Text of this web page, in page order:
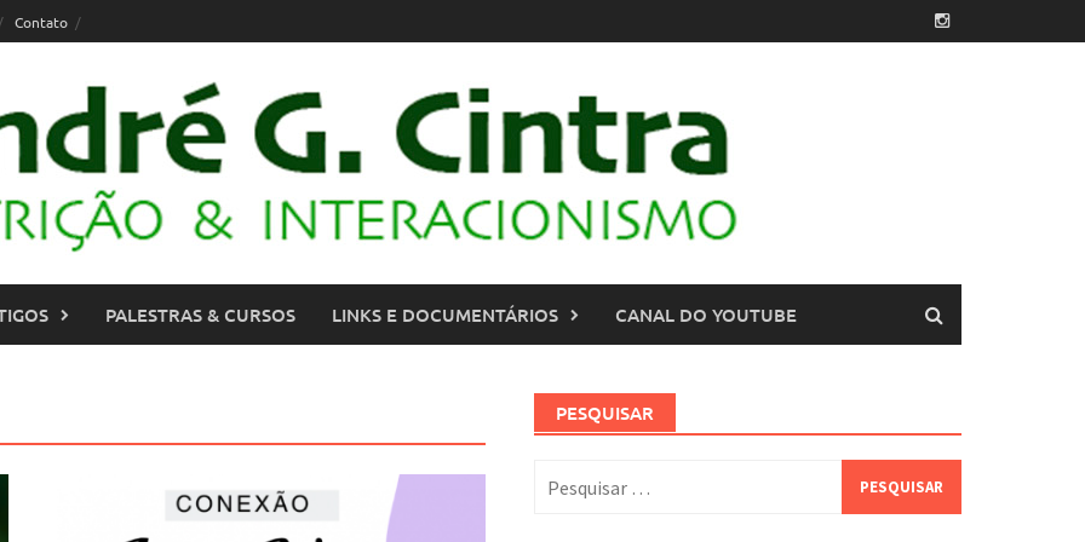
Contato
PALESTRAS & CURSOS LINKS E DOCUMENTÁRIOS CANAL DO YOUTUBE
PESQUISAR
por: